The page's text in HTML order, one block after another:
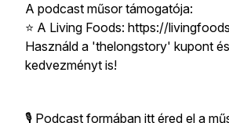
A podcast műsor támogatója:
⭐️ A Living Foods: https://
Használd a 'thelongstory' kupont
kedvezményt is!
🎙 Podcast formában itt éred el a